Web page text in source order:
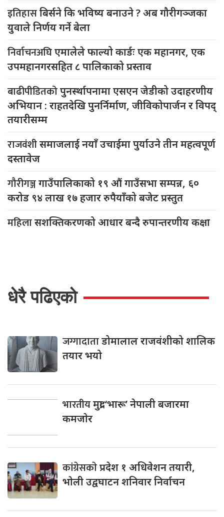
इतिहासबिर्सने कि भविष्य बनाउने ? अब गौरीगञ्जका
युवाले निर्णय गर्ने बेला
निर्वाचनअघिएमालेले फाल्यो कार्डः एक महानगर, एक
उपमहानगरसहित ८ पालिकाको प्रस्ताव
बाढीपीडितकोपुनर्स्थापनामा एसएन जेडीको उदाहरणीय
अभियान : राहतदेखि पुनर्निर्माण, जीविकोपार्जन र विपद्
तयारीसम्म
राजवंशीसमाजलाई नयाँ उचाईमा पुर्याउने तीन महत्वपूर्ण
दस्तावेज
गौरीगञ्जगाउँपालिकाको १९ औं गाउँसभा सम्पन्न, ६०
करोड ९४ लाख १७ हजार रुपैयाँको बजेट प्रस्तुत
महिलासशक्तिकरणको आधार बन्दै रुपान्तरणीय कक्षा
धेरै पढिएको
जग्गादाताडोमालाल राजवंशीको शालिक
तयार भयो
भारतीयमुद्रा ‘भारू’ नेपाली बजारमा
कमजाेर
कांग्रेसकाेप्रदेश १ अधिवेशन तयारी,
भाेली उद्वघाटन शनिवार निर्वाचन